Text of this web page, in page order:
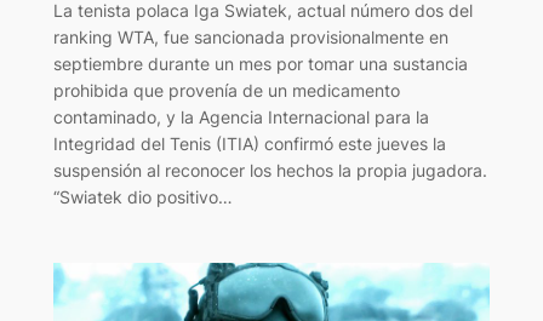
La tenista polaca Iga Swiatek, actual número dos del
ranking WTA, fue sancionada provisionalmente en
septiembre durante un mes por tomar una sustancia
prohibida que provenía de un medicamento
contaminado, y la Agencia Internacional para la
Integridad del Tenis (ITIA) confirmó este jueves la
suspensión al reconocer los hechos la propia jugadora.
“Swiatek dio positivo…